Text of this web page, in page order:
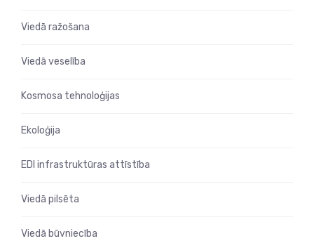
Viedā ražošana
Viedā veselība
Kosmosa tehnoloģijas
Ekoloģija
EDI infrastruktūras attīstība
Viedā pilsēta
Viedā būvniecība